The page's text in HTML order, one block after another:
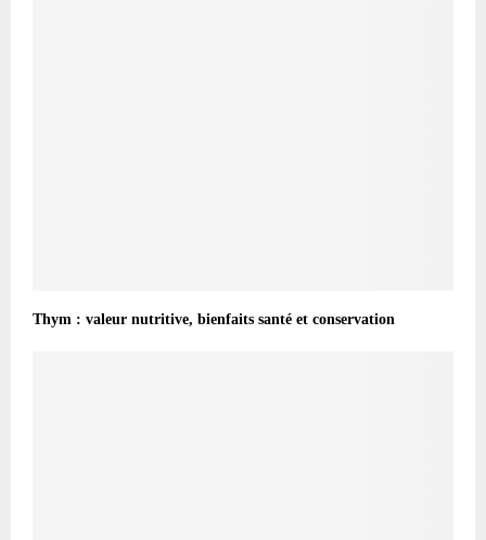
Thym : valeur nutritive, bienfaits santé et conservation